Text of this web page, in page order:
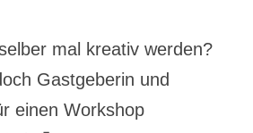
mal kreativ werden?
Gastgeberin und
einen Workshop